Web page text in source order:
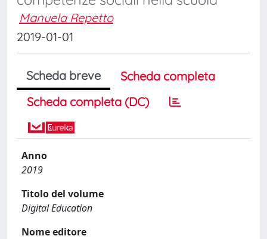
Manuela Repetto
2019-01-01
Scheda breve
Scheda completa
Scheda completa (DC)
Anno
2019
Titolo del volume
Digital Education
Nome editore